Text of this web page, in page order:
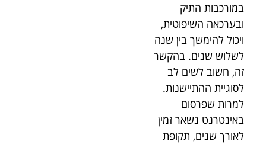
במורכבות התיק
ובערכאה השיפוטית,
ויכול להימשך בין שנה
לשלוש שנים. בהקשר
זה, חשוב לשים לב
לסוגיית ההתיישנות.
למרות שפרסום
באינטרנט נשאר זמין
לאורך שנים, תקופת